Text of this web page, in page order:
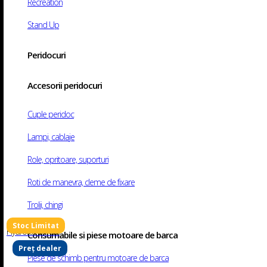
Stand Up
Peridocuri
Accesorii peridocuri
Cuple peridoc
Lampi, cablaje
Role, opritoare, suporturi
Roti de manevra, cleme de fixare
Trolii, chingi
Consumabile si piese motoare de barca
Piese de schimb pentru motoare de barca
Conector (Mufa) Mama Yamaha
SKU:90008407
16,00lei
Posibilitate cerere Fonduri EU
Posibilitate adaugare in SEAP
Cumpara in rate
Conector mama pentru motor de barca Yamaha.
Cumpara produse de la motoshop si Beneficiezi de Transport, Suport
Producator:
Eval
Material
Plastic
Produse similare
Preț dealer
Hydrofoil Ultrafix